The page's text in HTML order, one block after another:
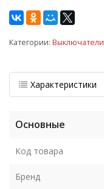
Категории: Выключатели
Характеристики
Основные
Код товара
Бренд